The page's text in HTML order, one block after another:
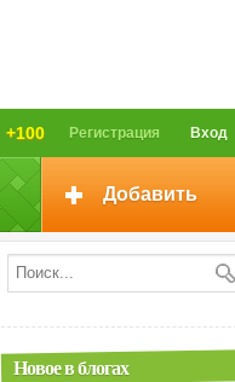
Вход
Регистрация
+100
Добавить
Новое в блогах